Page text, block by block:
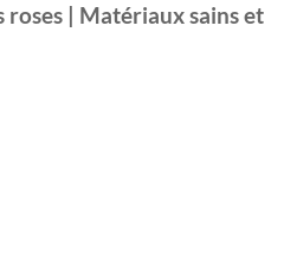
roses | Matériaux sains et